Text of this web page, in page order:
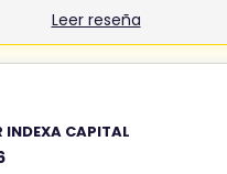
Leer reseña
INDEXA CAPITAL